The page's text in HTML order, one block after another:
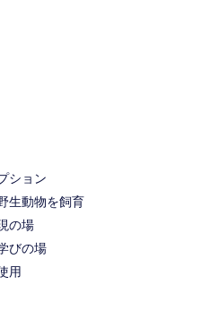
ション
生動物を飼育
の場
びの場
用